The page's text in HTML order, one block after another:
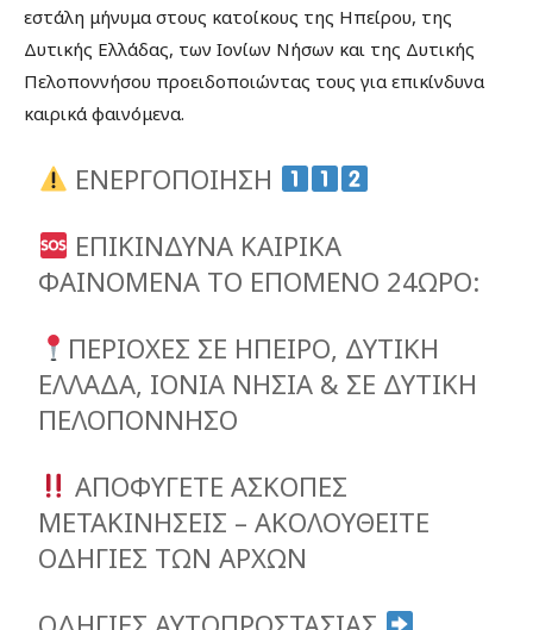
εστάλη μήνυμα στους κατοίκους της Ηπείρου, της
Δυτικής Ελλάδας, των Ιονίων Νήσων και της Δυτικής
Πελοποννήσου προειδοποιώντας τους για επικίνδυνα
καιρικά φαινόμενα.
ΕΝΕΡΓΟΠΟΙΗΣΗ
ΕΠΙΚΙΝΔΥΝΑ ΚΑΙΡΙΚΑ
ΦΑΙΝΟΜΕΝΑ ΤΟ ΕΠΟΜΕΝΟ 24ΩΡΟ:
ΠΕΡΙΟΧΕΣ ΣΕ ΗΠΕΙΡΟ, ΔΥΤΙΚΗ
ΕΛΛΑΔΑ, ΙΟΝΙΑ ΝΗΣΙΑ & ΣΕ ΔΥΤΙΚΗ
ΠΕΛΟΠΟΝΝΗΣΟ
ΑΠΟΦΥΓΕΤΕ ΑΣΚΟΠΕΣ
ΜΕΤΑΚΙΝΗΣΕΙΣ – ΑΚΟΛΟΥΘΕΙΤΕ
ΟΔΗΓΙΕΣ ΤΩΝ ΑΡΧΩΝ